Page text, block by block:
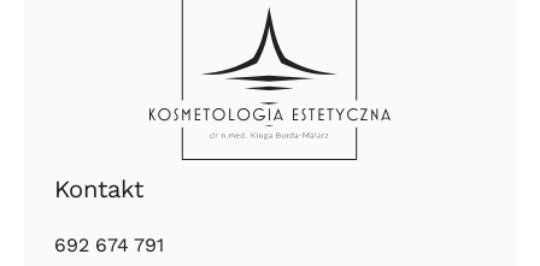
Kontakt
692 674 791